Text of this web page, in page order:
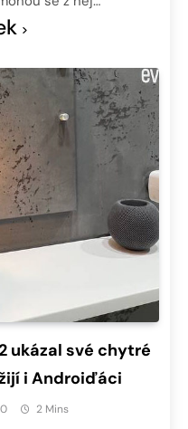
ukázal své chytré
i Androiďáci
0 2 Mins